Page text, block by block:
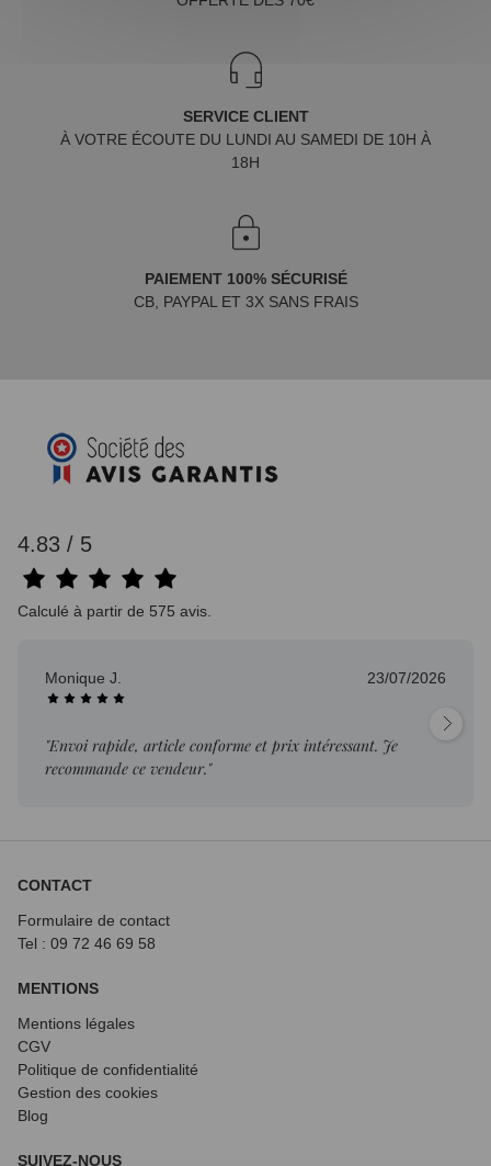
SERVICE CLIENT
À VOTRE ÉCOUTE DU LUNDI AU SAMEDI DE 10H À
18H
PAIEMENT 100% SÉCURISÉ
CB, PAYPAL ET 3X SANS FRAIS
4.83 / 5
Calculé à partir de 575 avis.
Monique J. 23/07/2026
"Envoi rapide, article conforme et prix intéressant. Je
recommande ce vendeur."
CONTACT
Formulaire de contact
Tel : 09 72 46 69 58
MENTIONS
Mentions légales
CGV
Politique de confidentialité
Gestion des cookies
Blog
SUIVEZ-NOUS